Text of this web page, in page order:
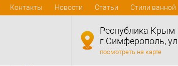
Контакты Новости Статьи Стили
Республика Крым
г.Симферополь,
посмотреть на карте